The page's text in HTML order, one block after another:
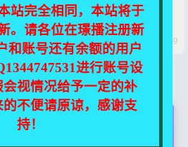
43
 【bigo直播】LOLI 精选闪现热
舞【49V-4.1G】
 39
站完全相同，本站将于
。请各位在璟播注册新
和账号还有余额的用户
进行账号设
视情况给予一定的补
不便请原谅，感谢支
持！